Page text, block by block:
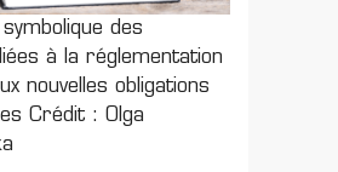
symbolique des
à la réglementation
nouvelles obligations
Crédit : Olga